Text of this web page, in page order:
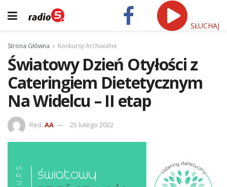
SŁUCHAJ
Strona Główna Konkursy Archiwalne
Światowy Dzień Otyłości z
Cateringiem Dietetycznym
Na Widelcu – II etap
Red. AA 25 lutego 2022